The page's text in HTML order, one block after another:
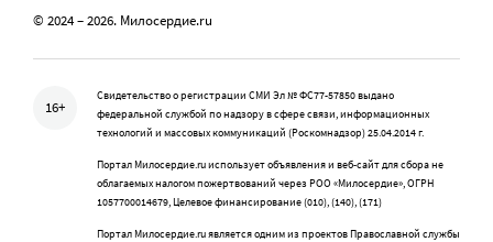
© 2024 – 2026. Милосердие.ru
16+
Свидетельство о регистрации СМИ Эл № ФС77-57850 выдано
федеральной службой по надзору в сфере связи, информационных
технологий и массовых коммуникаций (Роскомнадзор) 25.04.2014 г.
Портал Милосердие.ru использует объявления и веб-сайт для сбора не
облагаемых налогом пожертвований через РОО «Милосердие», ОГРН
1057700014679, Целевое финансирование (010), (140), (171)
Портал Милосердие.ru является одним из проектов Православной службы